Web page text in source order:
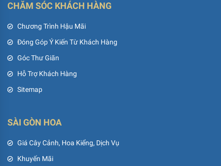
CHĂM SÓC KHÁCH HÀNG
Chương Trình Hậu Mãi
Đóng Góp Ý Kiến Từ Khách Hàng
Góc Thư Giãn
Hỗ Trợ Khách Hàng
Sitemap
SÀI GÒN HOA
Giá Cây Cảnh, Hoa Kiểng, Dịch Vụ
Khuyến Mãi